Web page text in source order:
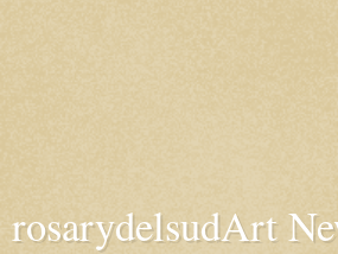
rosarydelsudArt